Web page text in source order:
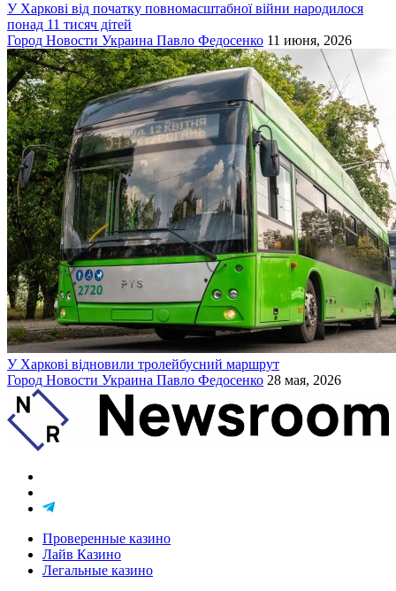
У Харкові від початку повномасштабної війни народилося
понад 11 тисяч дітей
Город Новости Украина Павло Федосенко 11 июня, 2026
У Харкові відновили тролейбусний маршрут
Город Новости Украина Павло Федосенко 28 мая, 2026
Проверенные казино
Лайв Казино
Легальные казино